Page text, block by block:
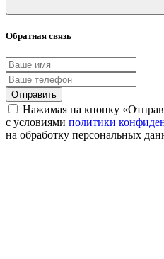
Обратная связь
Отправить
Нажимая на кнопку
с условиями политики
на обработку персональных